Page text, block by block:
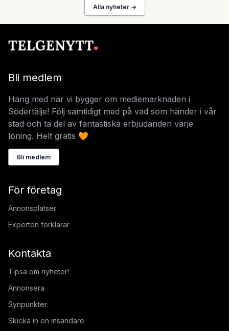
Alla nyheter →
Bli medlem
Häng med när vi bygger om mediemarknaden i
Södertälje! Följ samtidigt med på vad som händer i vår
stad och ta del av fantastiska erbjudanden varje
löning. Helt gratis 🧡
Bli medlem
För företag
Annonsplatser
Experten förklarar
Kontakta
Tipsa om nyheter!
Annonsera
Synpunkter
Skicka in en insändare